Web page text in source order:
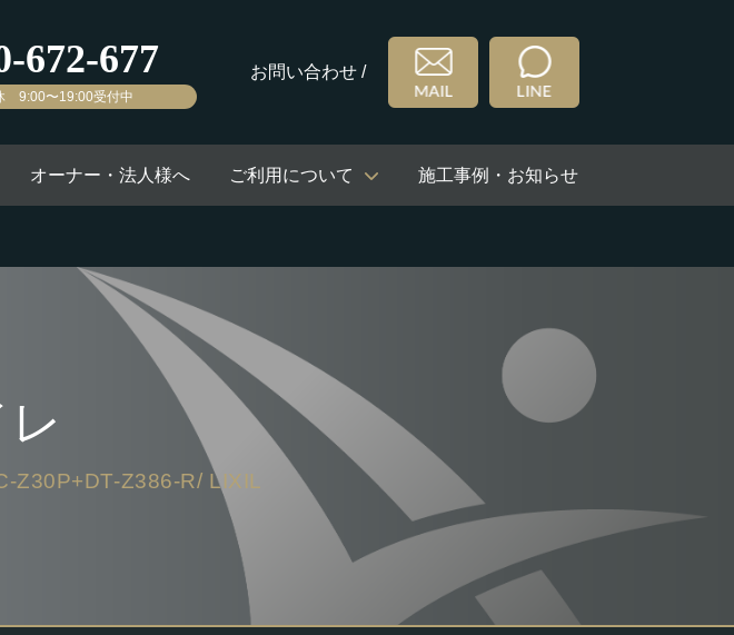
9:00〜19:00受付中
お問い合わせ /
オーナー・法人様へ ご利用について 施工事例・お知らせ
レ
Z30P+DT-Z386-R/ LIXIL